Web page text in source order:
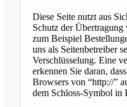
Diese Seite nutzt aus
Schutz der
zum Beispiel
uns als Seitenbetreiber
Verschlüsselung. Eine
erkennen Sie daran,
Browsers von “http://”
dem Schloss-Symbol in